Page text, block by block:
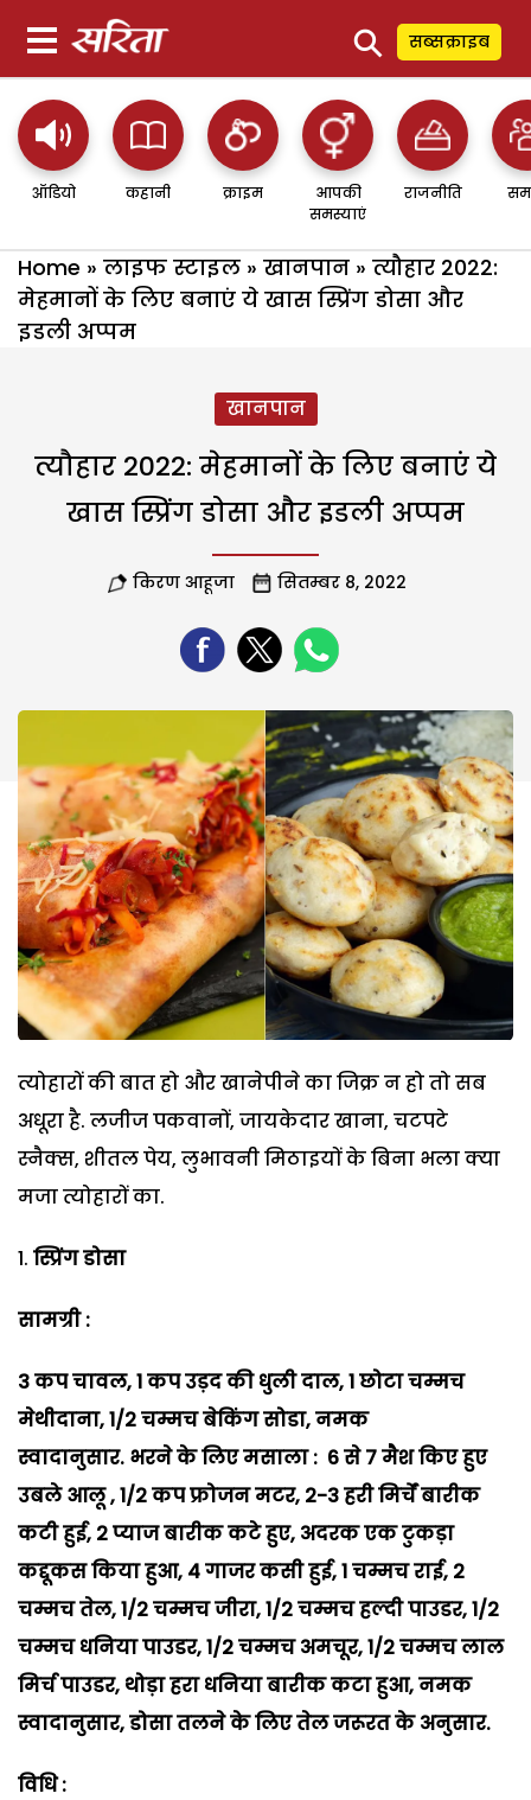
⚲ सब्सक्राइब
ऑडियो कहानी क्राइम
आपकी
समस्याएं
राजनीति
Home » लाइफ स्टाइल » खानपान » त्यौहार 2022:
मेहमानों के लिए बनाएं ये खास स्प्रिंग डोसा और
इडली अप्पम
खानपान
त्यौहार 2022: मेहमानों के लिए बनाएं ये
खास स्प्रिंग डोसा और इडली अप्पम
किरण आहूजा सितम्बर 8, 2022
त्योहारों की बात हो और खानेपीने का जिक्र न हो तो सब
अधूरा है. लजीज पकवानों, जायकेदार खाना, चटपटे
स्नैक्स, शीतल पेय, लुभावनी मिठाइयों के बिना भला क्या
मजा त्योहारों का.
स्प्रिंग डोसा
सामग्री :
3 कप चावल, 1 कप उड़द की धुली दाल, 1 छोटा चम्मच
मेथीदाना, 1/2 चम्मच बेकिंग सोडा, नमक
स्वादानुसार. भरने के लिए मसाला : 6 से 7 मैश किए हुए
उबले आलू , 1/2 कप फ्रोजन मटर, 2-3 हरी मिर्चें बारीक
कटी हुई, 2 प्याज बारीक कटे हुए, अदरक एक टुकड़ा
कद्दूकस किया हुआ, 4 गाजर कसी हुई, 1 चम्मच राई, 2
चम्मच तेल, 1/2 चम्मच जीरा, 1/2 चम्मच हल्दी पाउडर, 1/2
चम्मच धनिया पाउडर, 1/2चम्मच अमचूर, 1/2 चम्मच लाल
मिर्च पाउडर, थोड़ा हरा धनिया बारीक कटा हुआ, नमक
स्वादानुसार, डोसा तलने के लिए तेल जरूरत के अनुसार.
विधि :